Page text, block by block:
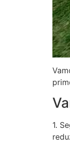
1.